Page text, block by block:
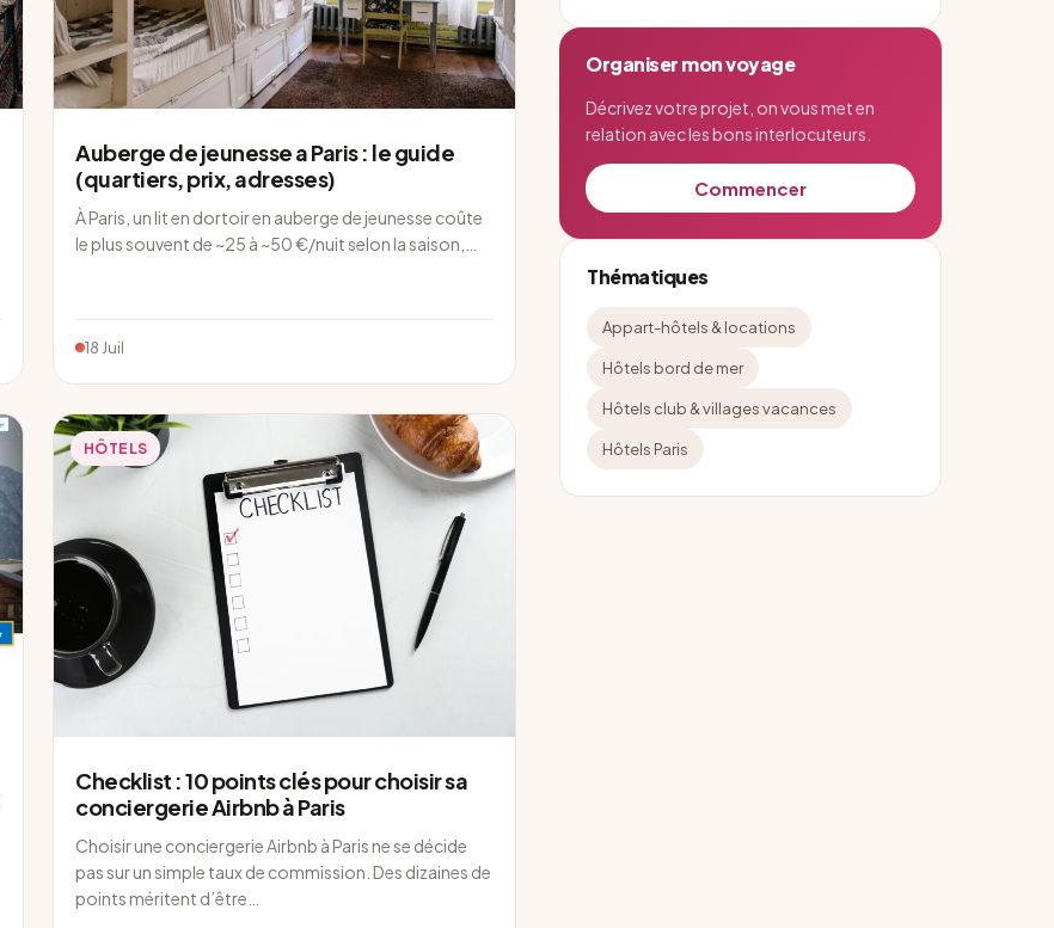
Auberge de jeunesse a Paris : le guide
(quartiers, prix, adresses)
À Paris, un lit en dortoir en auberge de jeunesse coûte
le plus souvent de ~25 à ~50 €/nuit selon la saison,…
18 Juil
HÔTELS
Checklist : 10 points clés pour choisir sa
conciergerie Airbnb à Paris
Choisir une conciergerie Airbnb à Paris ne se décide
pas sur un simple taux de commission. Des dizaines de
points méritent d’être…
Organiser mon voyage
Décrivez votre projet, on vous met en
relation avec les bons interlocuteurs.
Commencer
Thématiques
Appart-hôtels & locations
Hôtels bord de mer
Hôtels club & villages vacances
Hôtels Paris